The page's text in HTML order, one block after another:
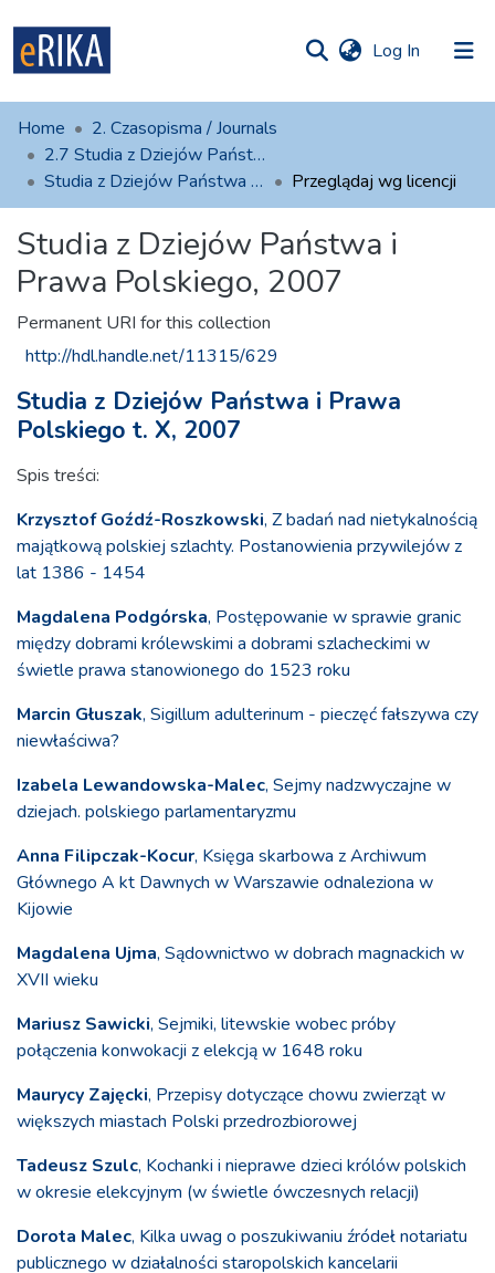
Log In (current)
UAFM
Information
Help
Contact
Home
2. Czasopisma / Journals
2.7 Studia z Dziejów Państwa i Prawa Polskiego
Studia z Dziejów Państwa i Prawa Polskiego, 2007
Przeglądaj wg licencji
Studia z Dziejów Państwa i
Prawa Polskiego, 2007
Permanent URI for this collection
http://hdl.handle.net/11315/629
Studia z Dziejów Państwa i Prawa
Polskiego t. X, 2007
Spis treści:
Krzysztof Goźdź-Roszkowski, Z badań nad nietykalnością
majątkową polskiej szlachty. Postanowienia przywilejów z
lat 1386 - 1454
Magdalena Podgórska, Postępowanie w sprawie granic
między dobrami królewskimi a dobrami szlacheckimi w
świetle prawa stanowionego do 1523 roku
Marcin Głuszak, Sigillum adulterinum - pieczęć fałszywa czy
niewłaściwa?
Izabela Lewandowska-Malec, Sejmy nadzwyczajne w
dziejach. polskiego parlamentaryzmu
Anna Filipczak-Kocur, Księga skarbowa z Archiwum
Głównego A kt Dawnych w Warszawie odnaleziona w
Kijowie
Magdalena Ujma, Sądownictwo w dobrach magnackich w
XVII wieku
Mariusz Sawicki, Sejmiki, litewskie wobec próby
połączenia konwokacji z elekcją w 1648 roku
Maurycy Zajęcki, Przepisy dotyczące chowu zwierząt w
większych miastach Polski przedrozbiorowej
Tadeusz Szulc, Kochanki i nieprawe dzieci królów polskich
w okresie elekcyjnym (w świetle ówczesnych relacji)
Dorota Malec, Kilka uwag o poszukiwaniu źródeł notariatu
publicznego w działalności staropolskich kancelarii